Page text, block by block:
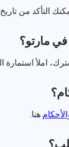
التأكد من
مارتو؟
املأ استمارة
هنا.